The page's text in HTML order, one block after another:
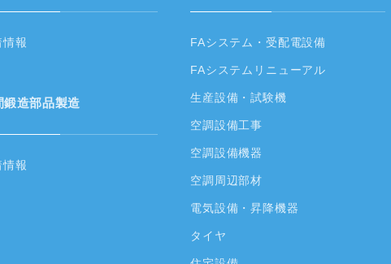
情報
鍛造部品製造
情報
FAシステム・受配電設備
FAシステムリニューアル
生産設備・試験機
空調設備工事
空調設備機器
空調周辺部材
電気設備・昇降機器
タイヤ